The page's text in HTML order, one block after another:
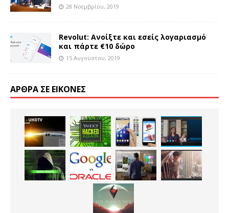
28 Νοεμβρίου, 2019
Revolut: Ανοίξτε και εσείς λογαριασμό
και πάρτε €10 δώρο
15 Αυγούστου, 2019
ΆΡΘΡΑ ΣΕ ΕΙΚΌΝΕΣ